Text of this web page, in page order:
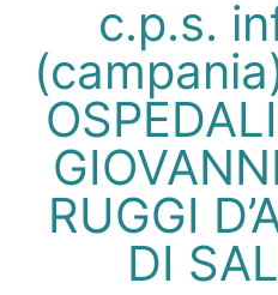
c.p.s.
RUGGI
DI